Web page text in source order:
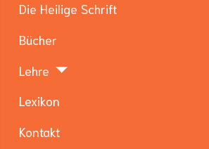
Die Heilige Schrift
Bücher
Lehre
Lexikon
Kontakt